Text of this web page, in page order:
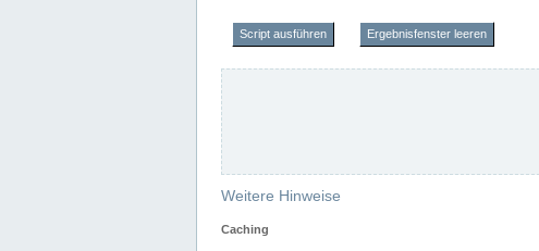
Script ausführen Ergebnisfenster leeren
Weitere Hinweise
Caching